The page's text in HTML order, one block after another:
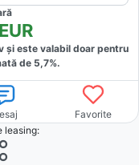
EUR
și este valabil doar pentru
de 5,7%.
Favorite
leasing: